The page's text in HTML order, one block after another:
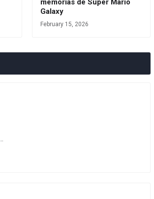
memórias de Super Mario
Galaxy
February 15, 2026